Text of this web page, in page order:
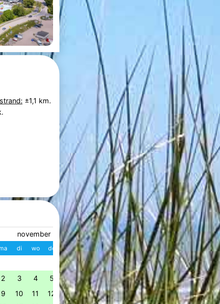
±1,1 km.
november 2026
di wo do vr za zo
1
2 3 4 5 6 7 8
9 10 11 12 13 14 15
december 2026
W ma di wo do vr
49 1 2 3 4 5
50 7 8 9 10 11
51 14 15 16 17 18